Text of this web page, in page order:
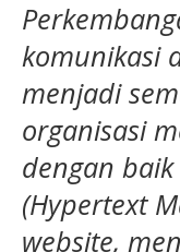
komunikasi
menjadi
organisasi
dengan
(Hypertext
website,